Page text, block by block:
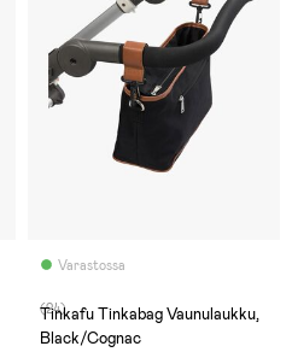
Varastossa
(24)
Tinkafu Tinkabag Vaunulaukku,
Black/Cognac